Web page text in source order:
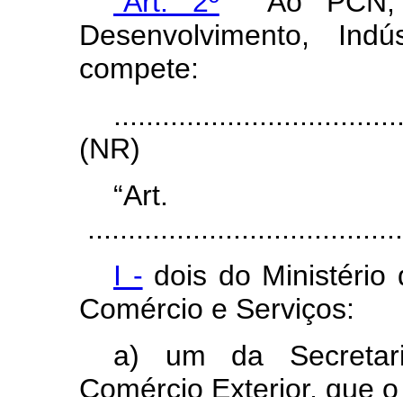
Desenvolvimento,
compete:
(NR)
I - dois do Ministério
Comércio e Serviços:
a) um da
Comércio Exterior, que